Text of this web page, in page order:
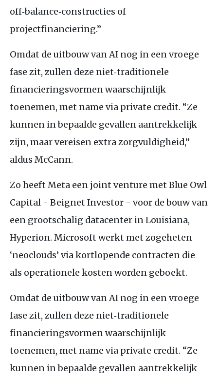
off‑balance‑constructies of
projectfinanciering.”
Omdat de uitbouw van AI nog in een vroege
fase zit, zullen deze niet‑traditionele
financieringsvormen waarschijnlijk
toenemen, met name via private credit. “Ze
kunnen in bepaalde gevallen aantrekkelijk
zijn, maar vereisen extra zorgvuldigheid,”
aldus McCann.
Zo heeft Meta een joint venture met Blue Owl
Capital - Beignet Investor - voor de bouw van
een grootschalig datacenter in Louisiana,
Hyperion. Microsoft werkt met zogeheten
‘neoclouds’ via kortlopende contracten die
als operationele kosten worden geboekt.
Omdat de uitbouw van AI nog in een vroege
fase zit, zullen deze niet‑traditionele
financieringsvormen waarschijnlijk
toenemen, met name via private credit. “Ze
kunnen in bepaalde gevallen aantrekkelijk